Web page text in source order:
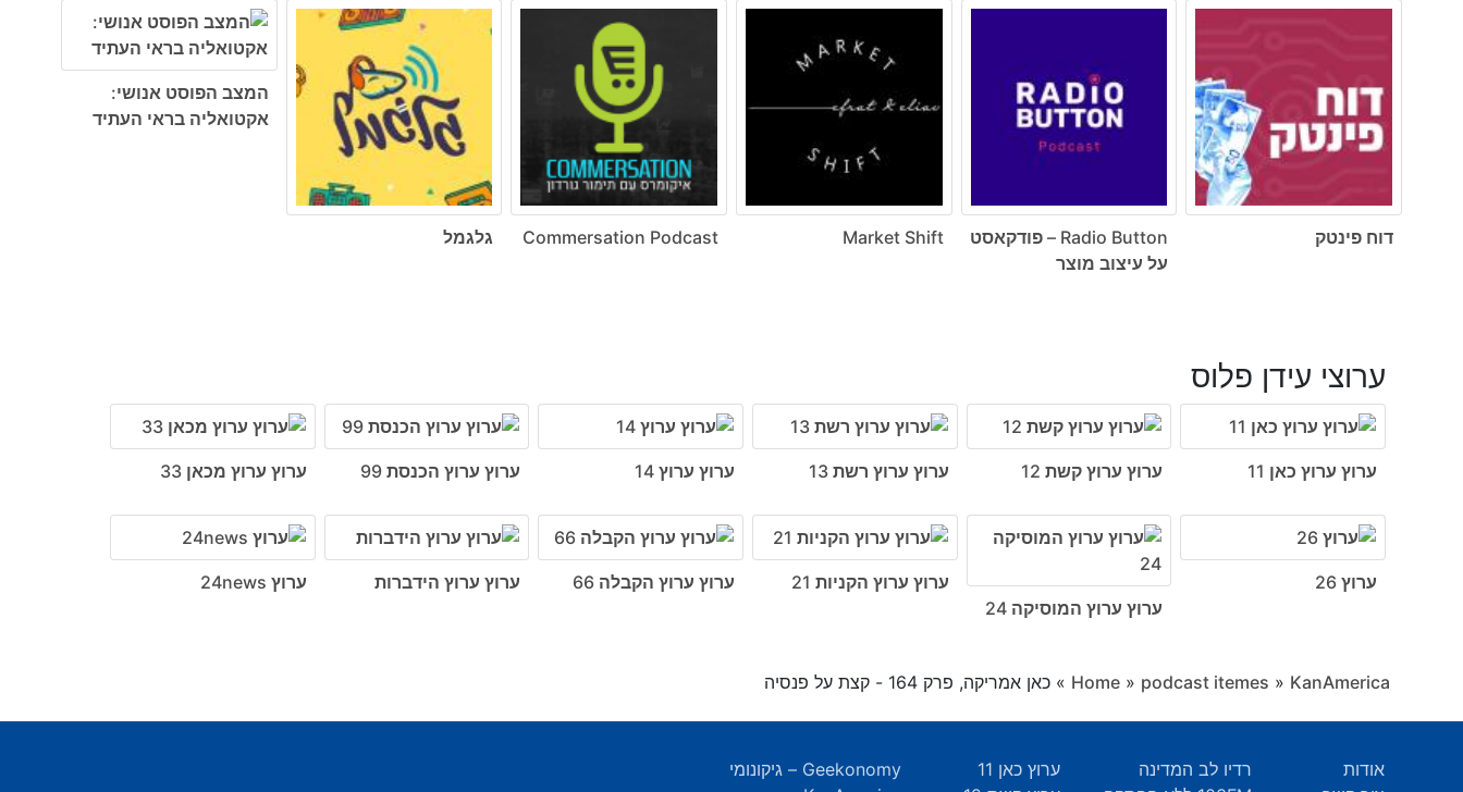
דוח פינטק
Radio Button – פודקאסט
על עיצוב מוצר
Market Shift
Commersation Podcast גלגמל
המצב הפוסט אנושי:
אקטואליה בראי העתיד
ערוצי עידן פלוס
ערוץ ערוץ כאן 11 ערוץ ערוץ קשת 12 ערוץ ערוץ רשת 13 ערוץ ערוץ 14 ערוץ ערוץ הכנסת 99 ערוץ ערוץ מכאן 33
ערוץ 26
ערוץ ערוץ המוסיקה 24
ערוץ ערוץ הקניות 21 ערוץ ערוץ הקבלה 66 ערוץ ערוץ הידברות ערוץ 24news
Home » podcast itemes » KanAmerica
» כאן אמריקה, פרק 164 - קצת על פנסיה
אודות
רדיו לב המדינה
ערוץ כאן 11
Geekonomy – גיקונומי